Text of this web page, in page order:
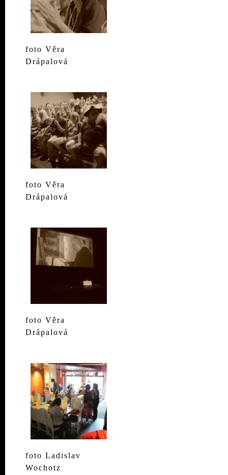
foto Věra
Drápalová
foto Věra
Drápalová
foto Věra
Drápalová
foto Ladislav
Wochotz